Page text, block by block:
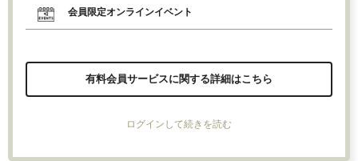
会員限定オンラインイベント
有料会員サービスに関する詳細はこちら
ログインして続きを読む